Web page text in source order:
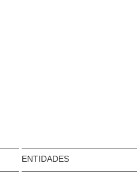
ENTIDADES